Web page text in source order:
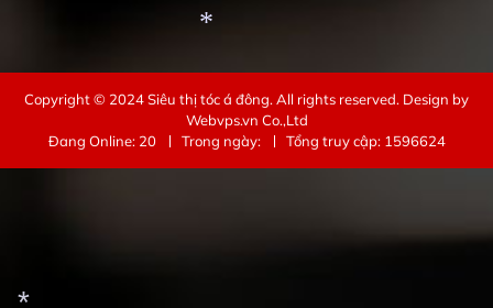
Copyright © 2024Siêu thị tóc á đông. All rights reserved. Design by
Webvps.vn Co.,Ltd
Đang Online: 20
Trong ngày: Tổng truy cập: 1596624